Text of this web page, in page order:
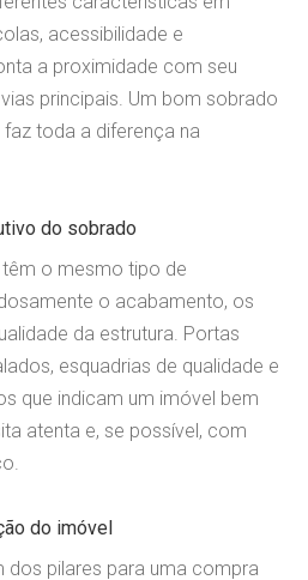
acessibilidade e
a proximidade com seu
principais. Um bom sobrado
toda a diferença na
do sobrado
o mesmo tipo de
o acabamento, os
da estrutura. Portas
esquadrias de qualidade e
que indicam um imóvel bem
atenta e, se possível, com
do imóvel
dos pilares para uma compra